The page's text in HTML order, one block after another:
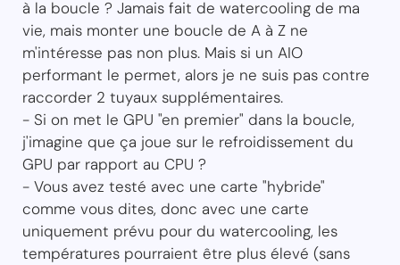
à la boucle ? Jamais fait de watercooling de ma
vie, mais monter une boucle de A à Z ne
m'intéresse pas non plus. Mais si un AIO
performant le permet, alors je ne suis pas contre
raccorder 2 tuyaux supplémentaires.
- Si on met le GPU "en premier" dans la boucle,
j'imagine que ça joue sur le refroidissement du
GPU par rapport au CPU ?
- Vous avez testé avec une carte "hybride"
comme vous dites, donc avec une carte
uniquement prévu pour du watercooling, les
températures pourraient être plus élevé (sans